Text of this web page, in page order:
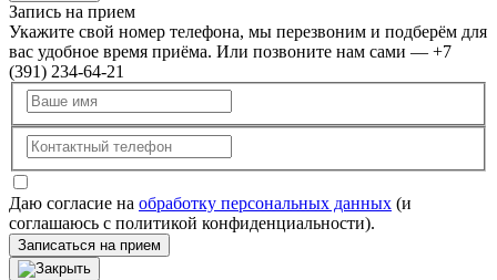
Запись на прием
Укажите свой номер телефона, мы перезвоним и подберём для
вас удобное время приёма. Или позвоните нам сами — +7
(391) 234-64-21
Даю согласие на обработку персональных данных (и
соглашаюсь с политикой конфиденциальности).
Записаться на прием